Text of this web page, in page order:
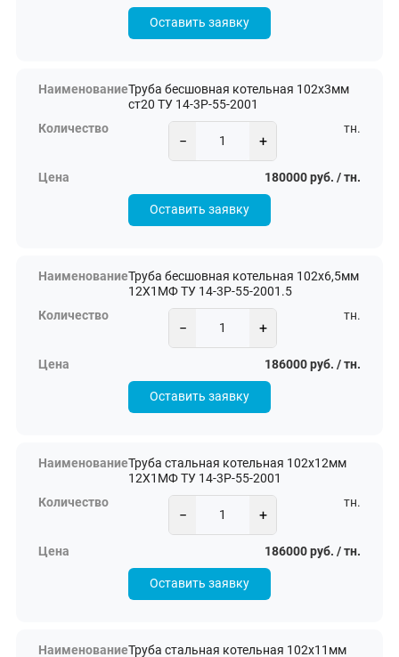
Оставить заявку
Труба бесшовная котельная 102х3мм
ст20 ТУ 14-3Р-55-2001
− +
тн.
180000 руб. / тн.
Оставить заявку
Труба бесшовная котельная 102х6,5мм
12Х1МФ ТУ 14-3Р-55-2001.5
− +
тн.
186000 руб. / тн.
Оставить заявку
Труба стальная котельная 102х12мм
12Х1МФ ТУ 14-3Р-55-2001
− +
тн.
186000 руб. / тн.
Оставить заявку
Труба стальная котельная 102х11мм